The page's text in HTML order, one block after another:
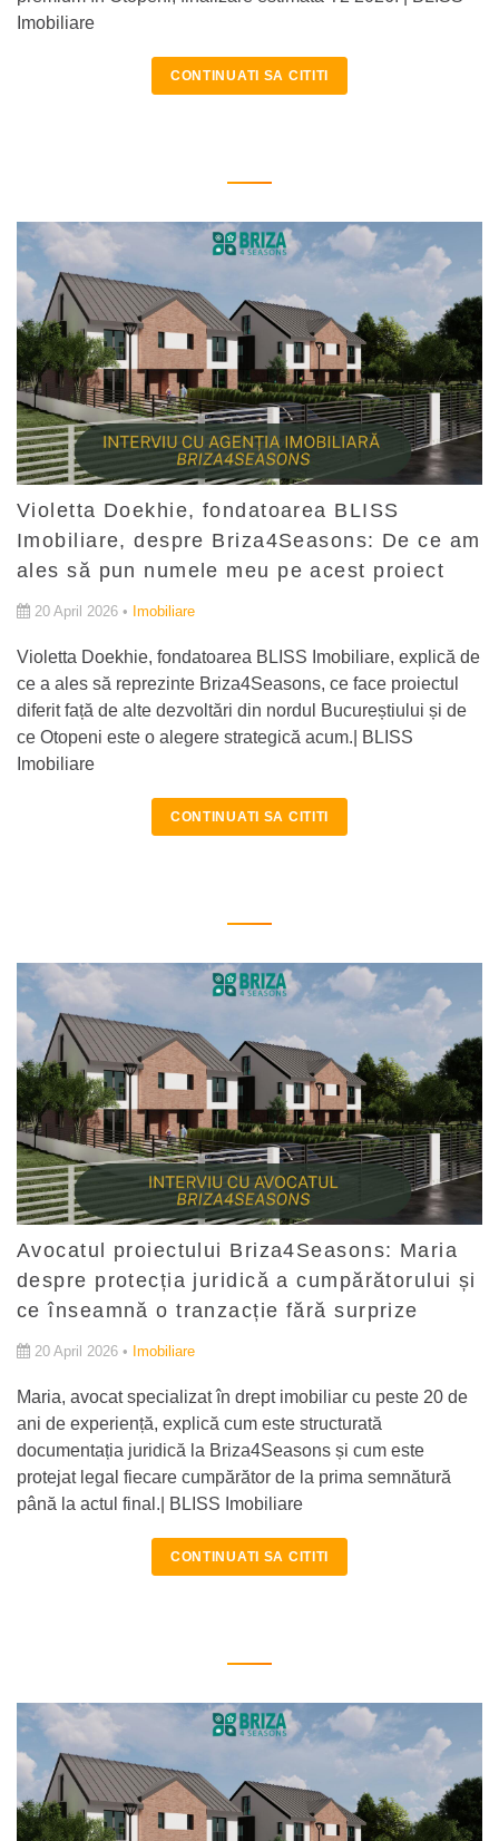
Imobiliare
CONTINUATI SA CITITI
Violetta Doekhie, fondatoarea BLISS
Imobiliare, despre Briza4Seasons: De ce am
ales să pun numele meu pe acest proiect
20 April 2026 • Imobiliare
Violetta Doekhie, fondatoarea BLISS Imobiliare, explică de
ce a ales să reprezinte Briza4Seasons, ce face proiectul
diferit față de alte dezvoltări din nordul Bucureștiului și de
ce Otopeni este o alegere strategică acum.| BLISS
Imobiliare
CONTINUATI SA CITITI
Avocatul proiectului Briza4Seasons: Maria
despre protecția juridică a cumpărătorului și
ce înseamnă o tranzacție fără surprize
20 April 2026 • Imobiliare
Maria, avocat specializat în drept imobiliar cu peste 20 de
ani de experiență, explică cum este structurată
documentația juridică la Briza4Seasons și cum este
protejat legal fiecare cumpărător de la prima semnătură
până la actul final.| BLISS Imobiliare
CONTINUATI SA CITITI